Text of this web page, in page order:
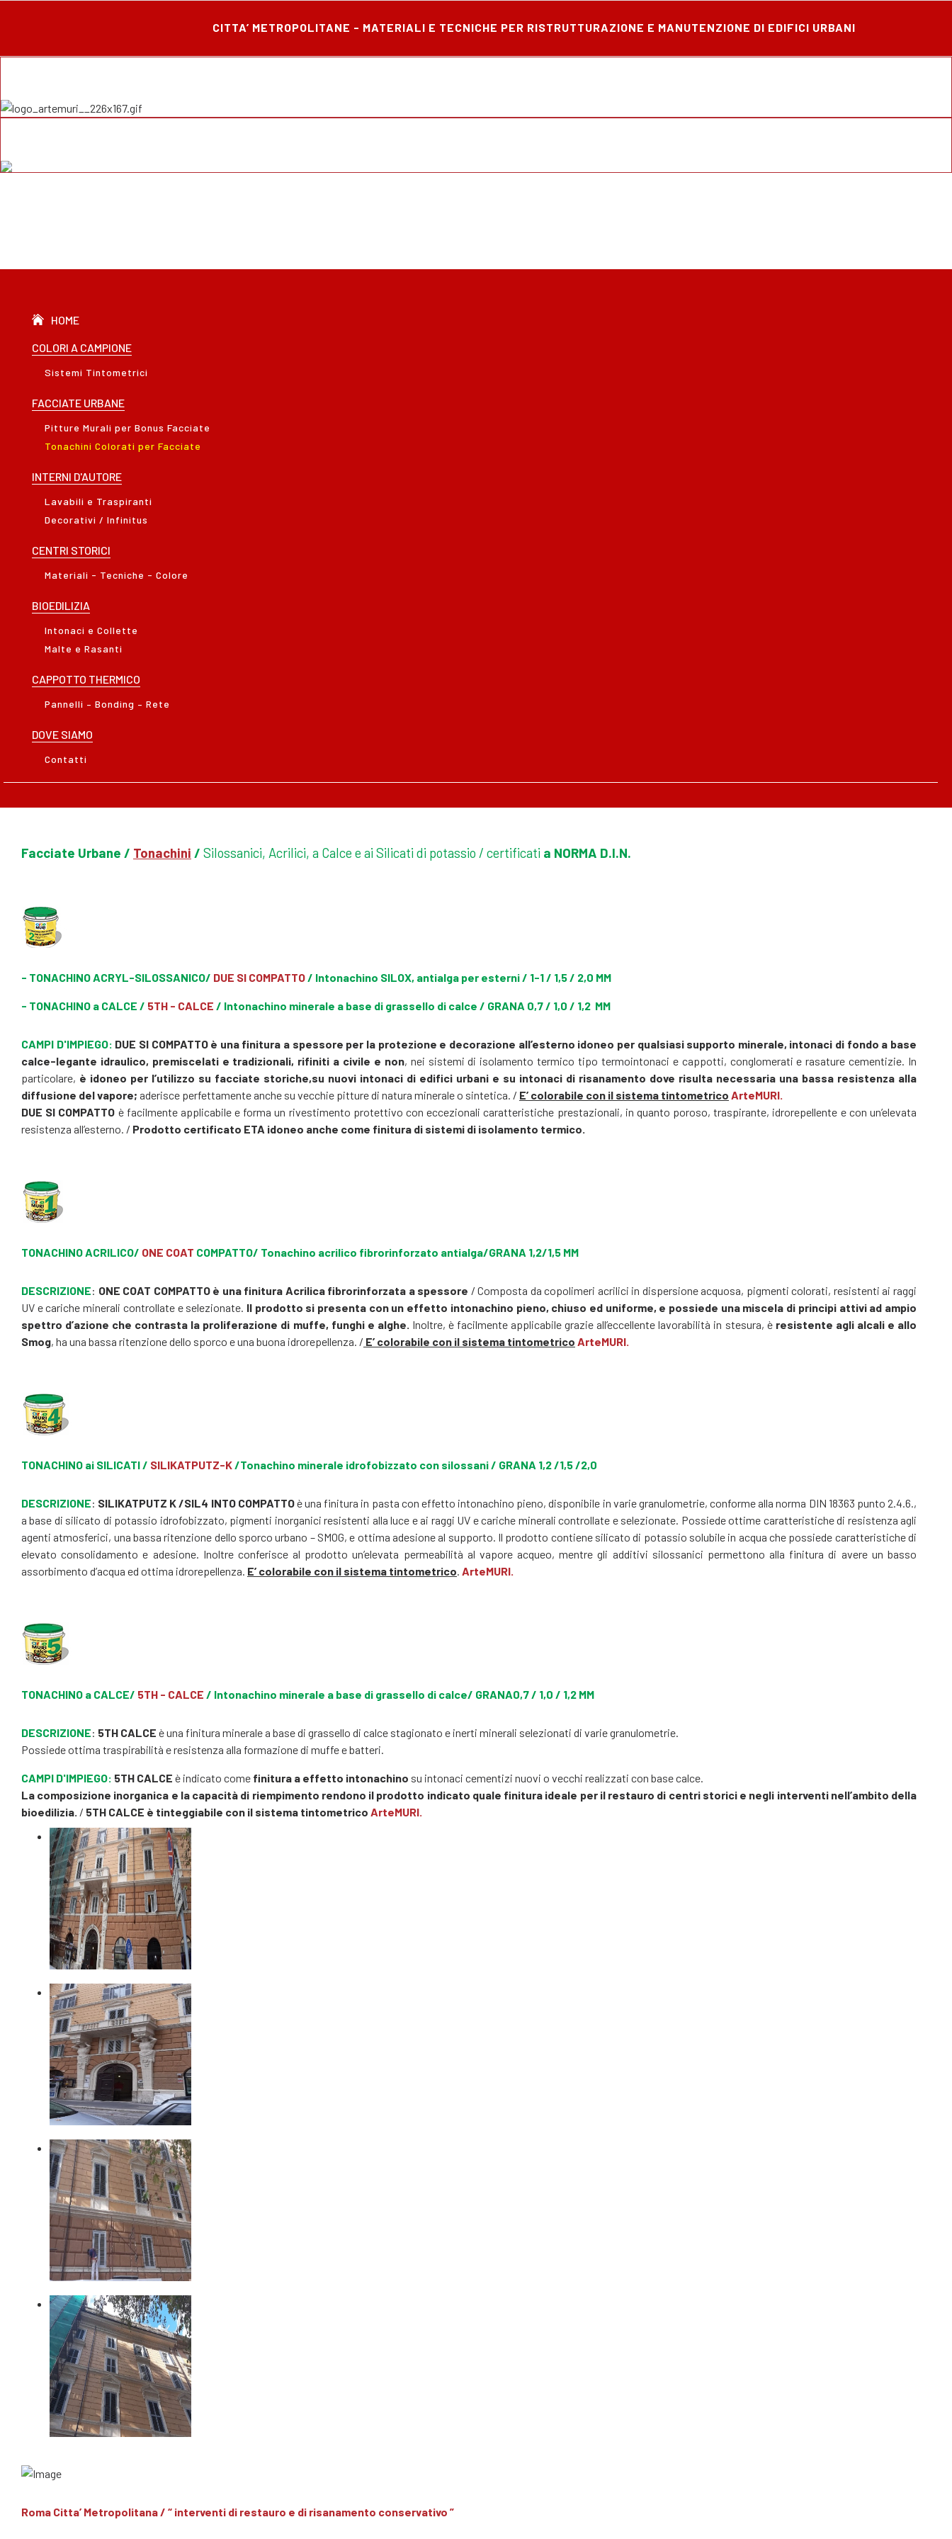
CITTA’ METROPOLITANE - MATERIALI E TECNICHE PER RISTRUTTURAZIONE E MANUTENZIONE DI EDIFICI URBANI
HOME
COLORI A CAMPIONE
Sistemi Tintometrici
FACCIATE URBANE
Pitture Murali per Bonus Facciate
Tonachini Colorati per Facciate
INTERNI D'AUTORE
Lavabili e Traspiranti
Decorativi / Infinitus
CENTRI STORICI
Materiali - Tecniche - Colore
BIOEDILIZIA
Intonaci e Collette
Malte e Rasanti
CAPPOTTO THERMICO
Pannelli – Bonding – Rete
DOVE SIAMO
Contatti
Facciate Urbane / Tonachini / Silossanici, Acrilici, a Calce e ai Silicati di potassio / certificati a NORMA D.I.N.
- TONACHINO ACRYL-SILOSSANICO/ DUE SI COMPATTO/ Intonachino SILOX, antialga per esterni / 1-1 / 1,5 / 2,0 MM
- TONACHINO a CALCE / 5TH - CALCE / Intonachino minerale a base di grassello di calce / GRANA 0,7 / 1,0 / 1,2 MM
CAMPI D'IMPIEGO: DUE SI COMPATTO è una finitura a spessore per la protezione e decorazione all’esterno idoneo per qualsiasi supporto minerale, intonaci di fondo a base
calce-legante idraulico, premiscelati e tradizionali, rifiniti a civile e non, nei sistemi di isolamento termico tipo termointonaci e cappotti, conglomerati e rasature cementizie. In
particolare, è idoneo per l’utilizzo su facciate storiche,su nuovi intonaci di edifici urbani e su intonaci di risanamento dove risulta necessaria una bassa resistenza alla
diffusione del vapore; aderisce perfettamente anche su vecchie pitture di natura minerale o sintetica. / E’ colorabile con il sistema tintometrico ArteMURI.
DUE SI COMPATTO è facilmente applicabile e forma un rivestimento protettivo con eccezionali caratteristiche prestazionali, in quanto poroso, traspirante, idrorepellente e con un’elevata
resistenza all’esterno. / Prodotto certificato ETA idoneo anche come finitura di sistemi di isolamento termico.
TONACHINO ACRILICO/ ONE COAT COMPATTO/ Tonachino acrilico fibrorinforzato antialga/GRANA 1,2/1,5 MM
DESCRIZIONE: ONE COAT COMPATTO è una finitura Acrilica fibrorinforzata a spessore / Composta da copolimeri acrilici in dispersione acquosa, pigmenti colorati, resistenti ai raggi
UV e cariche minerali controllate e selezionate. Il prodotto si presenta con un effetto intonachino pieno, chiuso ed uniforme, e possiede una miscela di principi attivi ad ampio
spettro d’azione che contrasta la proliferazione di muffe, funghi e alghe. Inoltre, è facilmente applicabile grazie all’eccellente lavorabilità in stesura, è resistente agli alcali e allo
Smog, ha una bassa ritenzione dello sporco e una buona idrorepellenza. / E’ colorabile con il sistema tintometrico ArteMURI.
TONACHINO ai SILICATI / SILIKATPUTZ-K/Tonachino minerale idrofobizzato con silossani / GRANA 1,2 /1,5 /2,0
DESCRIZIONE: SILIKATPUTZ K /SIL4 INTO COMPATTOè una finitura in pasta con effetto intonachino pieno, disponibile in varie granulometrie, conforme alla norma DIN 18363 punto 2.4.6.,
a base di silicato di potassio idrofobizzato, pigmenti inorganici resistenti alla luce e ai raggi UV e cariche minerali controllate e selezionate. Possiede ottime caratteristiche di resistenza agli
agenti atmosferici, una bassa ritenzione dello sporco urbano – SMOG, e ottima adesione al supporto. Il prodotto contiene silicato di potassio solubile in acqua che possiede caratteristiche di
elevato consolidamento e adesione. Inoltre conferisce al prodotto un’elevata permeabilità al vapore acqueo, mentre gli additivi silossanici permettono alla finitura di avere un basso
assorbimento d’acqua ed ottima idrorepellenza. E’ colorabile con il sistema tintometrico. ArteMURI.
TONACHINO a CALCE/ 5TH - CALCE / Intonachino minerale a base di grassello di calce/ GRANA0,7 / 1,0 / 1,2 MM
DESCRIZIONE: 5TH CALCE è una finitura minerale a base di grassello di calce stagionato e inerti minerali selezionati di varie granulometrie.
Possiede ottima traspirabilità e resistenza alla formazione di muffe e batteri.
CAMPI D'IMPIEGO: 5TH CALCE è indicato come finitura a effetto intonachino su intonaci cementizi nuovi o vecchi realizzati con base calce.
La composizione inorganica e la capacità di riempimento rendono il prodotto indicato quale finitura ideale per il restauro di centri storici e negli interventi nell’ambito della
bioedilizia. / 5TH CALCE è tinteggiabile con il sistema tintometrico ArteMURI.
Roma Citta’ Metropolitana / “ interventi di restauro e di risanamento conservativo ”